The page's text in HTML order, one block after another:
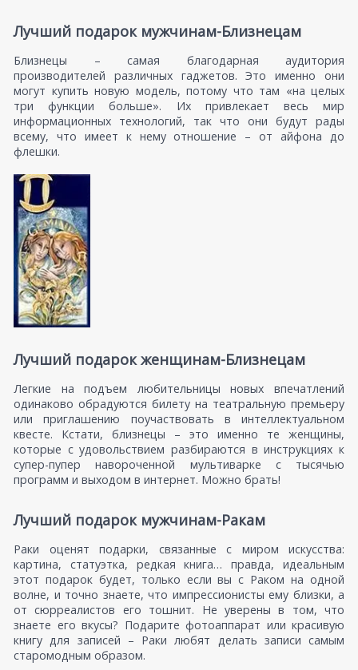
Лучший подарок мужчинам-Близнецам
Близнецы – самая благодарная аудитория
производителей различных гаджетов. Это именно они
могут купить новую модель, потому что там «на целых
три функции больше». Их привлекает весь мир
информационных технологий, так что они будут рады
всему, что имеет к нему отношение – от айфона до
флешки.
Лучший подарок женщинам-Близнецам
Легкие на подъем любительницы новых впечатлений
одинаково обрадуются билету на театральную премьеру
или приглашению поучаствовать в интеллектуальном
квесте. Кстати, близнецы – это именно те женщины,
которые с удовольствием разбираются в инструкциях к
супер-пупер навороченной мультиварке с тысячью
программ и выходом в интернет. Можно брать!
Лучший подарок мужчинам-Ракам
Раки оценят подарки, связанные с миром искусства:
картина, статуэтка, редкая книга… правда, идеальным
этот подарок будет, только если вы с Раком на одной
волне, и точно знаете, что импрессионисты ему близки, а
от сюрреалистов его тошнит. Не уверены в том, что
знаете его вкусы? Подарите фотоаппарат или красивую
книгу для записей – Раки любят делать записи самым
старомодным образом.